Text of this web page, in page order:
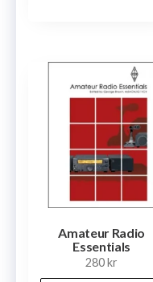
Amateur Radio
Essentials
280kr